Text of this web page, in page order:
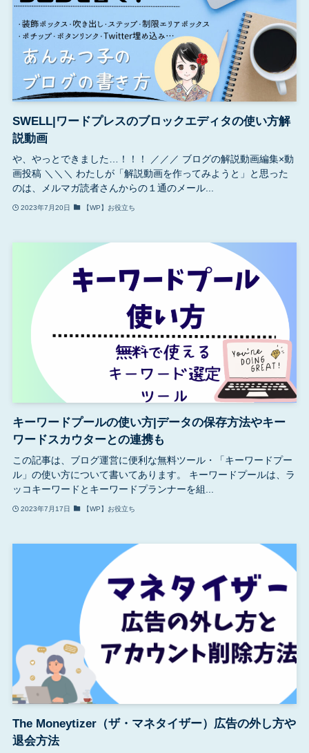
SWELL|ワードプレスのブロックエディタの使い方解
説動画
や、やっとできました…！！！ ／／／ ブログの解説動画編集×動
画投稿 ＼＼＼ わたしが「解説動画を作ってみようと」と思った
のは、メルマガ読者さんからの１通のメール...
2023年7月20日 【WP】お役立ち
キーワードプールの使い方|データの保存方法やキー
ワードスカウターとの連携も
この記事は、ブログ運営に便利な無料ツール・「キーワードプー
ル」の使い方について書いてあります。 キーワードプールは、ラ
ッコキーワードとキーワードプランナーを組...
2023年7月17日 【WP】お役立ち
The Moneytizer（ザ・マネタイザー）広告の外し方や
退会方法